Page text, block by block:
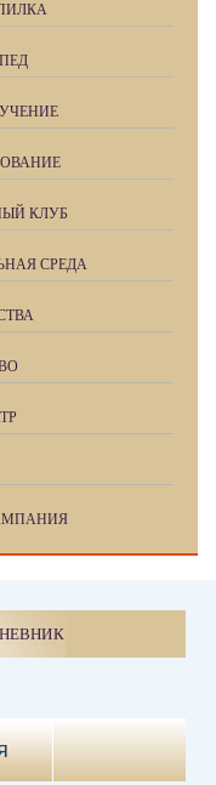
КЛУБ
СРЕДА